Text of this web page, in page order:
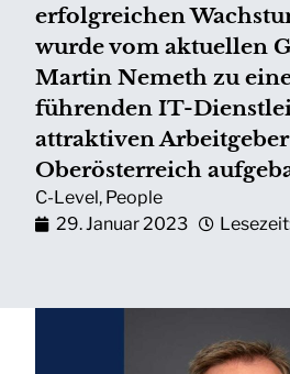
erfolgreichen
wurde vom aktuellen
Martin Nemeth zu
führenden IT-
attraktiven
Oberösterreich
C-Level, People
29. Januar 2023